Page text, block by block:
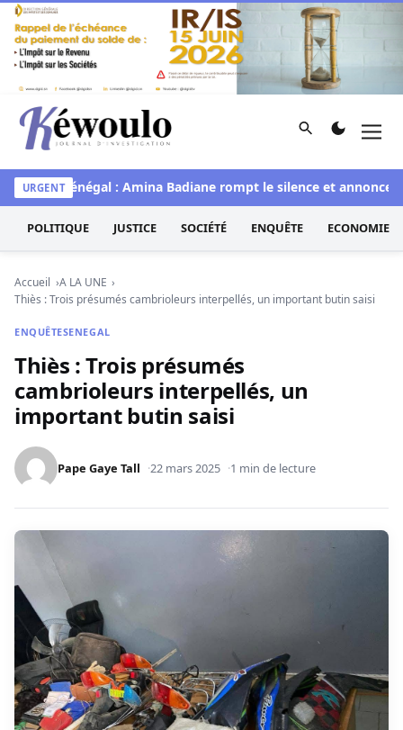
Aller au contenu
Kéwoulo, le premier site d'information et d'investigation
Rechercher
URGENT
Miss Sénégal : Amina Badiane rompt le silence et annonce
POLITIQUE JUSTICE SOCIÉTÉ ENQUÊTE ECONOMIE
Accueil
A LA UNE
Thiès : Trois présumés cambrioleurs interpellés, un important butin saisi
ENQUÊTESENEGAL
Thiès : Trois présumés
cambrioleurs interpellés, un
important butin saisi
Pape Gaye Tall 22 mars 2025 1 min de lecture